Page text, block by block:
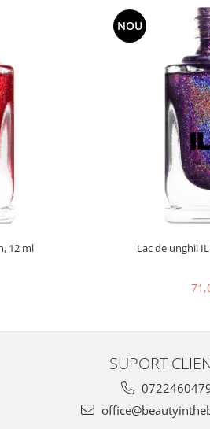
12 ml
NOU
Lac de unghii
SUPORT